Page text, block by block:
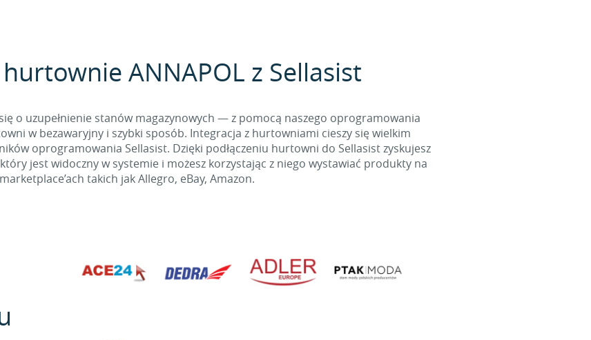
ANNAPOL z Sellasist
o uzupełnienie stanów magazynowych — z pomocą naszego oprogramowania
w bezawaryjny i szybki sposób. Integracja z hurtowniami cieszy się wielkim
oprogramowania Sellasist. Dzięki podłączeniu hurtowni do Sellasist zyskujesz
jest widoczny w systemie i możesz korzystając z niego wystawiać produkty na
marketplace’ach takich jak Allegro, eBay, Amazon.